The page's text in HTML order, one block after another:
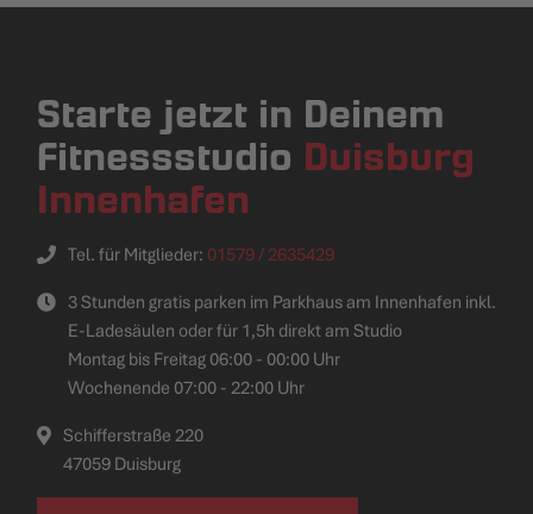
Starte jetzt in Deinem
Fitnessstudio Duisburg
Innenhafen
Tel. für Mitglieder: 01579 / 2635429
3 Stunden gratis parken im Parkhaus am Innenhafen inkl.
E-Ladesäulen oder für 1,5h direkt am Studio
Montag bis Freitag 06:00 - 00:00 Uhr
Wochenende 07:00 - 22:00 Uhr
Schifferstraße 220
47059 Duisburg